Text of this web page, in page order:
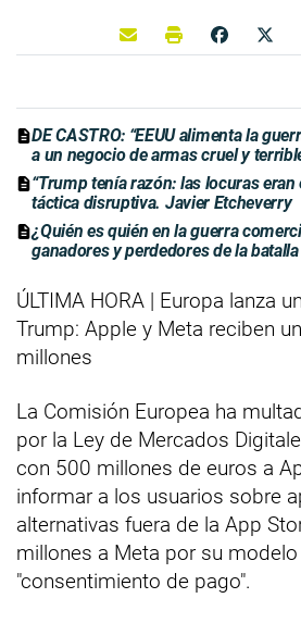
DE CASTRO: “EEUU alimenta la
a un negocio de armas cruel y
“Trump tenía razón: las locuras eran
táctica disruptiva. Javier Etcheverry
¿Quién es quién en la guerra
ganadores y perdedores de la batalla
ÚLTIMA HORA | Europa lanza
Trump: Apple y Meta reciben
millones
La Comisión Europea ha
por la Ley de Mercados
con 500 millones de euros a
informar a los usuarios sobre
alternativas fuera de la App
millones a Meta por su
"consentimiento de pago".